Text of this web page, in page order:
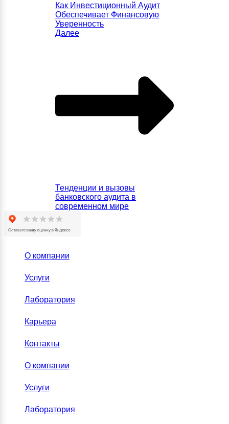
Как Инвестиционный Аудит
Обеспечивает Финансовую
Уверенность
Далее
Тенденции и вызовы
банковского аудита в
современном мире
О компании
Услуги
Лаборатория
Карьера
Контакты
О компании
Услуги
Лаборатория